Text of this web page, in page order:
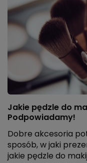
Jakie pędzle do
Podpowiadamy!
Dobre akcesoria
sposób, w jaki
jakie pędzle do